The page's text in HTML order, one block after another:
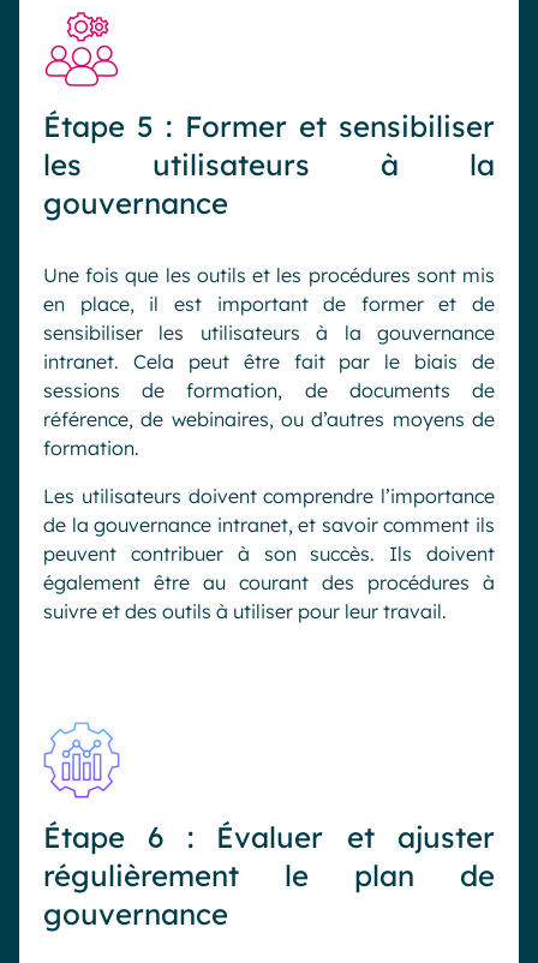
Étape 5 : Former et sensibiliser
les utilisateurs à la
gouvernance
Une fois que les outils et les procédures sont mis
en place, il est important de former et de
sensibiliser les utilisateurs à la gouvernance
intranet. Cela peut être fait par le biais de
sessions de formation, de documents de
référence, de webinaires, ou d’autres moyens de
formation.
Les utilisateurs doivent comprendre l’importance
de la gouvernance intranet, et savoir comment ils
peuvent contribuer à son succès. Ils doivent
également être au courant des procédures à
suivre et des outils à utiliser pour leur travail.
Étape 6 : Évaluer et ajuster
régulièrement le plan de
gouvernance